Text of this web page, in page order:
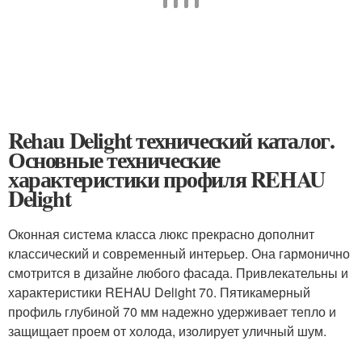
Rehau Delight технический каталог.
Основные технические
характеристики профиля REHAU
Delight
Оконная система класса люкс прекрасно дополнит
классический и современный интерьер. Она гармонично
смотрится в дизайне любого фасада. Привлекательны и
характеристики REHAU Delight 70. Пятикамерный
профиль глубиной 70 мм надежно удерживает тепло и
защищает проем от холода, изолирует уличный шум.